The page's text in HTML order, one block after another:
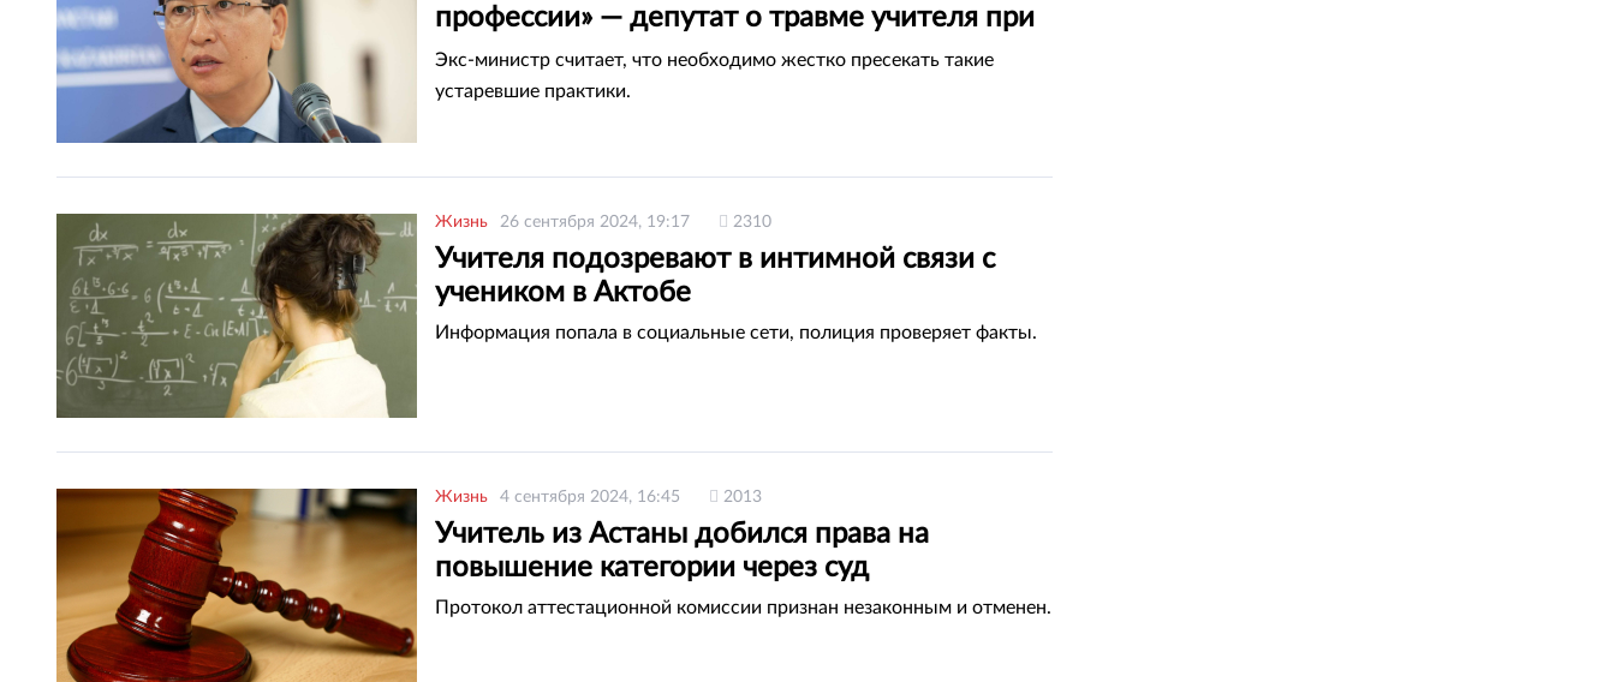
профессии» — депутат о травме учителя при
установке елки в Семее
Экс-министр считает, что необходимо жестко пресекать такие
устаревшие практики.
Жизнь 26 сентября 2024, 19:17 2310
Учителя подозревают в интимной связи с
учеником в Актобе
Информация попала в социальные сети, полиция проверяет факты.
Жизнь 4 сентября 2024, 16:45 2013
Учитель из Астаны добился права на
повышение категории через суд
Протокол аттестационной комиссии признан незаконным и отменен.